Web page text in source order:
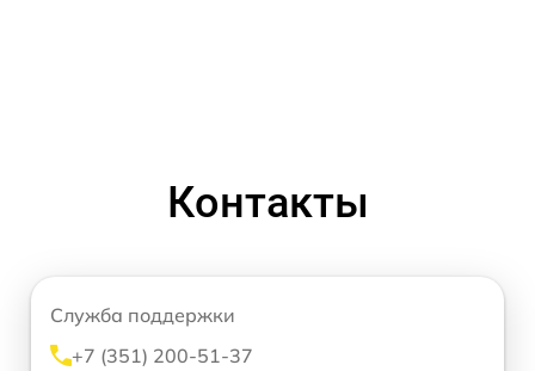
Контакты
Служба поддержки
+7 (351) 200-51-37